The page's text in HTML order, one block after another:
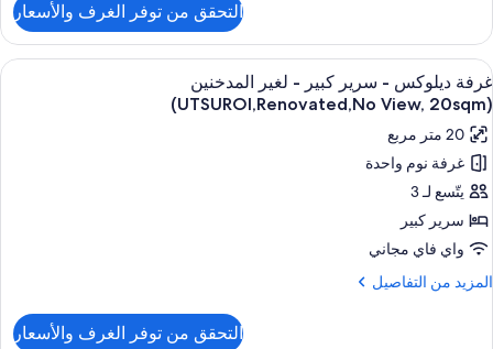
No
View,
17sqm)
غرفة
سرير
كبير
-
لغير
المدخنين
(UTSUROI,Renovated,
No
View,
التحقق من توفر الغرف والأسعار
استعراض
جميع
صور
غرفة
ديلوكس
-
سرير
كبير
-
لغير
أغطية فراش متميزة وخزنة داخل الغرفة
5
غرفة ديلوكس - سرير كبير - لغير المدخنين
(UTSUROI,Renovated,No View, 20sqm)
20 متر مربع
غرفة نوم واحدة
يتّسع لـ 3
سرير كبير
واي فاي مجاني
المزيد من التفاصيل
المزيد
التحقق من توفر الغرف والأسعار